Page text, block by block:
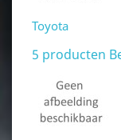
Toyota
5 producten